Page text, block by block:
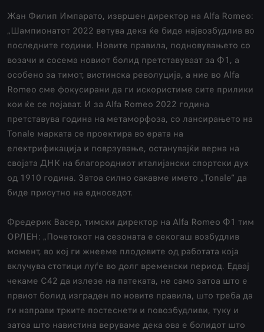
Жан Филип Импарато, извршен директор на Аlfa Romeo:
„Шампионатот 2022 ветува дека ќе биде највозбудлив во
последните години. Новите правила, подновувањето со
возачи и сосема новиот болид претставуваат за Ф1, а
особено за тимот, вистинска револуција, а ние во Аlfa
Romeo сме фокусирани да ги искористиме сите прилики
кои ќе се појават. И за Аlfa Romeo 2022 година
претставува година на метаморфоза, со лансирањето на
Tonale марката се проектира во ерата на
електрификација и поврзување, останувајќи верна на
својата ДНК на благородниот италијански спортски дух
од 1910 година. Затоа силно сакавме името „Tonale“ да
биде присутно на едноседот.
Фредерик Васер, тимски директор на Аlfa Romeo Ф1 тим
ОРЛЕН: „Почетокот на сезоната е секогаш возбудлив
момент, во кој ги жнееме плодовите од работата која
вклучува стотици луѓе во долг временски период. Едвај
чекаме C42 да излезе на патеката, не само затоа што е
првиот болид изграден по новите правила, што треба да
ги направи трките постеснети и повозбудливи, туку и
затоа што навистина веруваме дека ова е болидот што